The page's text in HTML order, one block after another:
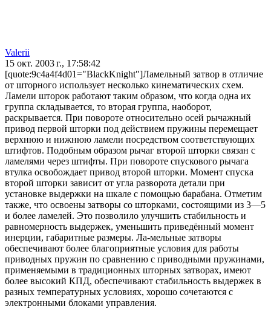
Valerii
15 окт. 2003 г., 17:58:42
[quote:9c4a4f4d01="BlackKnight"]Ламельный затвор в отличие
от шторного использует несколько кинематических схем.
Ламели шторок работают таким образом, что когда одна их
группа складывается, то вторая группа, наоборот,
раскрывается. При повороте относительно осей рычажный
привод первой шторки под действием пружины перемещает
верхнюю и нижнюю ламели посредством соответствующих
штифтов. Подобным образом рычаг второй шторки связан с
ламелями через штифты. При повороте спускового рычага
втулка освобождает привод второй шторки. Момент спуска
второй шторки зависит от угла разворота детали при
установке выдержки на шкале с помощью барабана. Отметим
также, что освоены затворы со шторками, состоящими из 3—5
и более ламелей. Это позволило улучшить стабильность и
равномерность выдержек, уменьшить приведённый момент
инерции, габаритные размеры. Ла-мельные затворы
обеспечивают более благоприятные условия для работы
приводных пружин по сравнению с приводными пружинами,
применяемыми в традиционных шторных затворах, имеют
более высокий КПД, обеспечивают стабильность выдержек в
разных температурных условиях, хорошо сочетаются с
электронными блоками управления.